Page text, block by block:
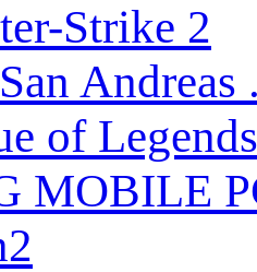
Strike 2
Andreas
of Legends
MOBILE